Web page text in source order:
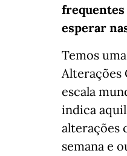
frequentes
esperar
Temos
Alterações
escala
indica
alterações
semana e